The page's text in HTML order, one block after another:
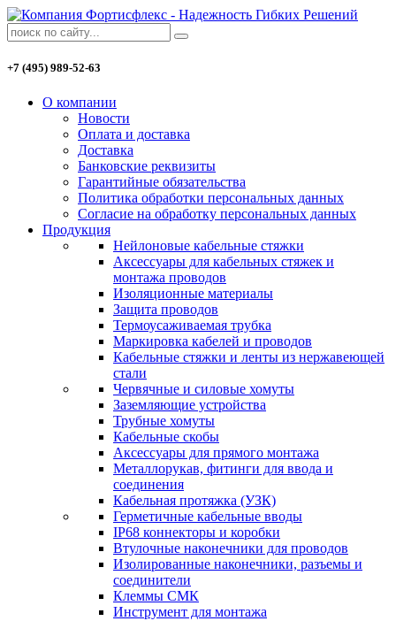
+7 (495) 989-52-63
О компании
Новости
Оплата и доставка
Доставка
Банковские реквизиты
Гарантийные обязательства
Политика обработки персональных данных
Согласие на обработку персональных данных
Продукция
Нейлоновые кабельные стяжки
Аксессуары для кабельных стяжек и
монтажа проводов
Изоляционные материалы
Защита проводов
Термоусаживаемая трубка
Маркировка кабелей и проводов
Кабельные стяжки и ленты из нержавеющей
стали
Червячные и силовые хомуты
Заземляющие устройства
Трубные хомуты
Кабельные скобы
Аксессуары для прямого монтажа
Металлорукав, фитинги для ввода и
соединения
Кабельная протяжка (УЗК)
Герметичные кабельные вводы
IP68 коннекторы и коробки
Втулочные наконечники для проводов
Изолированные наконечники, разъемы и
соединители
Клеммы СМК
Инструмент для монтажа